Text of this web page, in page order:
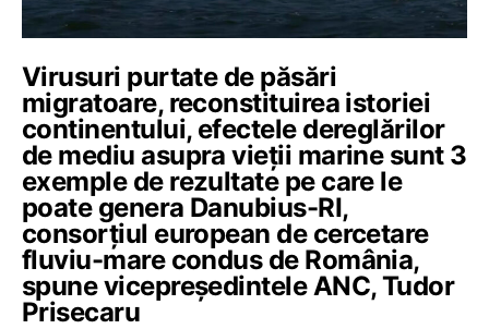
Virusuri purtate de păsări
migratoare, reconstituirea istoriei
continentului, efectele dereglărilor
de mediu asupra vieții marine sunt 3
exemple de rezultate pe care le
poate genera Danubius-RI,
consorțiul european de cercetare
fluviu-mare condus de România,
spune vicepreședintele ANC, Tudor
Prisecaru